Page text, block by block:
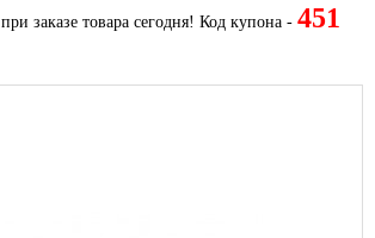
при заказе товара сегодня! Код купона - 451